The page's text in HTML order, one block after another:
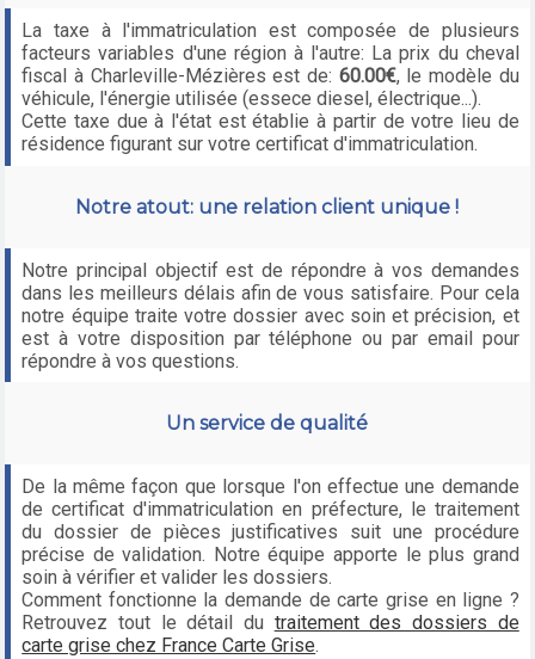
La taxe à l'immatriculation est composée de plusieurs
facteurs variables d'une région à l'autre: La prix du cheval
fiscal à Charleville-Mézières est de: 60.00€, le modèle du
véhicule, l'énergie utilisée (essece diesel, électrique...).
Cette taxe due à l'état est établie à partir de votre lieu de
résidence figurant sur votre certificat d'immatriculation.
Notre atout: une relation client unique !
Notre principal objectif est de répondre à vos demandes
dans les meilleurs délais afin de vous satisfaire. Pour cela
notre équipe traite votre dossier avec soin et précision, et
est à votre disposition par téléphone ou par email pour
répondre à vos questions.
Un service de qualité
De la même façon que lorsque l'on effectue une demande
de certificat d'immatriculation en préfecture, le traitement
du dossier de pièces justificatives suit une procédure
précise de validation. Notre équipe apporte le plus grand
soin à vérifier et valider les dossiers.
Comment fonctionne la demande de carte grise en ligne ?
Retrouvez tout le détail du traitement des dossiers de
carte grise chez France Carte Grise.